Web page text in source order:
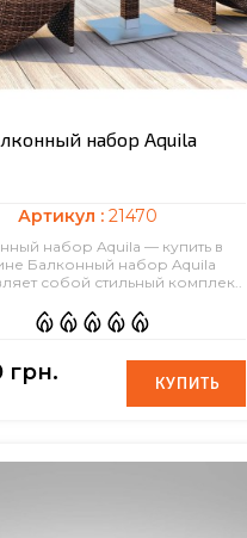
набор Aquila
Артикул : 21470
набор Aquila — купить в
Балконный набор Aquila
собой стильный комплек..
грн. КУПИТЬ
КУПИТЬ